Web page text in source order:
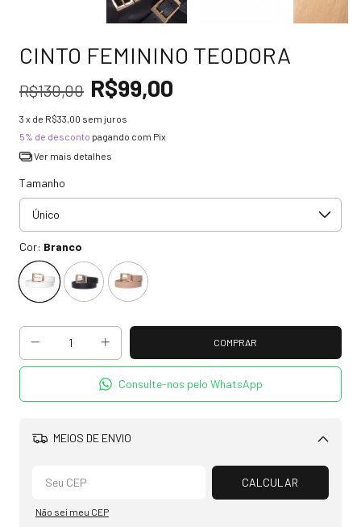
CINTO FEMININO TEODORA
R$130,00 R$99,00
3 x de R$33,00 sem juros
5% de desconto pagando com Pix
Ver mais detalhes
Tamanho
Cor: Branco
Consulte-nos pelo WhatsApp
MEIOS DE ENVIO
Alterar CEP
CALCULAR
Não sei meu CEP